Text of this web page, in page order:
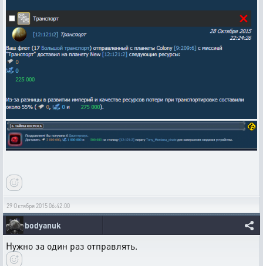
29 Октября 2015 06:42:00
bodyanuk
Нужно за один раз отправлять.